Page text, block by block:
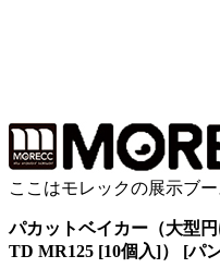
ここはモレックの展示ブー
パカットベイカー（大型
TD MR125 [10個入]） [パ